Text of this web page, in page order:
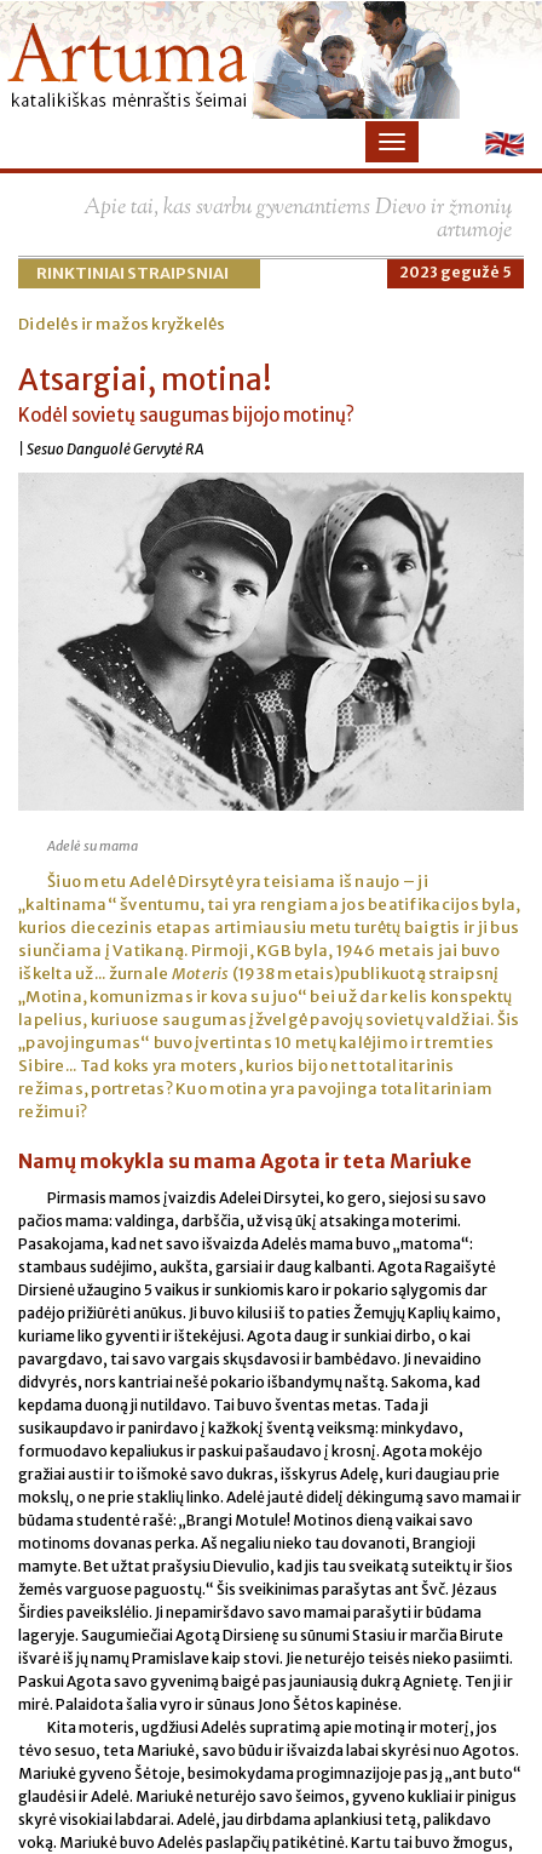
Apie tai, kas svarbu gyvenantiems Dievo ir žmonių
artumoje
RINKTINIAI STRAIPSNIAI 2023 gegužė 5
Didelės ir mažos kryžkelės
Atsargiai, motina!
Kodėl sovietų saugumas bijojo motinų?
| Sesuo Danguolė Gervytė RA
Adelė su mama
Šiuo metu Adelė Dirsytė yra teisiama iš naujo – ji
„kaltinama“ šventumu, tai yra rengiama jos beatifikacijos byla,
kurios diecezinis etapas artimiausiu metu turėtų baigtis ir ji bus
siunčiama į Vatikaną. Pirmoji, KGB byla, 1946 metais jai buvo
iškelta už... žurnale Moteris (1938 metais)publikuotą straipsnį
„Motina, komunizmas ir kova su juo“ bei už dar kelis konspektų
lapelius, kuriuose saugumas įžvelgė pavojų sovietų valdžiai. Šis
„pavojingumas“ buvo įvertintas 10 metų kalėjimo ir tremties
Sibire... Tad koks yra moters, kurios bijo net totalitarinis
režimas, portretas? Kuo motina yra pavojinga totalitariniam
režimui?
Namų mokykla su mama Agota ir teta Mariuke
Pirmasis mamos įvaizdis Adelei Dirsytei, ko gero, siejosi su savo
pačios mama: valdinga, darbščia, už visą ūkį atsakinga moterimi.
Pasakojama, kad net savo išvaizda Adelės mama buvo „matoma“:
stambaus sudėjimo, aukšta, garsiai ir daug kalbanti. Agota Ragaišytė
Dirsienė užaugino 5 vaikus ir sunkiomis karo ir pokario sąlygomis dar
padėjo prižiūrėti anūkus. Ji buvo kilusi iš to paties Žemųjų Kaplių kaimo,
kuriame liko gyventi ir ištekėjusi. Agota daug ir sunkiai dirbo, o kai
pavargdavo, tai savo vargais skųsdavosi ir bambėdavo. Ji nevaidino
didvyrės, nors kantriai nešė pokario išbandymų naštą. Sakoma, kad
kepdama duoną ji nutildavo. Tai buvo šventas metas. Tada ji
susikaupdavo ir panirdavo į kažkokį šventą veiksmą: minkydavo,
formuodavo kepaliukus ir paskui pašaudavo į krosnį. Agota mokėjo
gražiai austi ir to išmokė savo dukras, išskyrus Adelę, kuri daugiau prie
mokslų, o ne prie staklių linko. Adelė jautė didelį dėkingumą savo mamai ir
būdama studentė rašė: „Brangi Motule! Motinos dieną vaikai savo
motinoms dovanas perka. Aš negaliu nieko tau dovanoti, Brangioji
mamyte. Bet užtat prašysiu Dievulio, kad jis tau sveikatą suteiktų ir šios
žemės varguose paguostų.“ Šis sveikinimas parašytas ant Švč. Jėzaus
Širdies paveikslėlio. Ji nepamiršdavo savo mamai parašyti ir būdama
lageryje. Saugumiečiai Agotą Dirsienę su sūnumi Stasiu ir marčia Birute
išvarė iš jų namų Pramislave kaip stovi. Jie neturėjo teisės nieko pasiimti.
Paskui Agota savo gyvenimą baigė pas jauniausią dukrą Agnietę. Ten ji ir
mirė. Palaidota šalia vyro ir sūnaus Jono Šėtos kapinėse.
Kita moteris, ugdžiusi Adelės supratimą apie motiną ir moterį, jos
tėvo sesuo, teta Mariukė, savo būdu ir išvaizda labai skyrėsi nuo Agotos.
Mariukė gyveno Šėtoje, besimokydama progimnazijoje pas ją „ant buto“
glaudėsi ir Adelė. Mariukė neturėjo savo šeimos, gyveno kukliai ir pinigus
skyrė visokiai labdarai. Adelė, jau dirbdama aplankiusi tetą, palikdavo
voką. Mariukė buvo Adelės paslapčių patikėtinė. Kartu tai buvo žmogus,